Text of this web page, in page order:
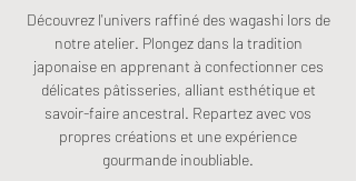
Découvrez l'univers raffiné des wagashi lors de
notre atelier. Plongez dans la tradition
japonaise en apprenant à confectionner ces
délicates pâtisseries, alliant esthétique et
savoir-faire ancestral. Repartez avec vos
propres créations et une expérience
gourmande inoubliable.